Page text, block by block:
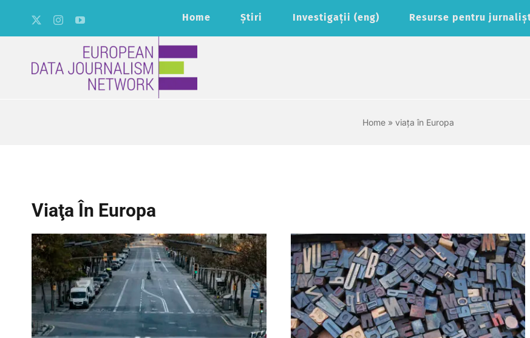
Home Ştiri Investigaţii (eng) Resurse pentru
Home» viaţa în Europa
Viaţa În Europa